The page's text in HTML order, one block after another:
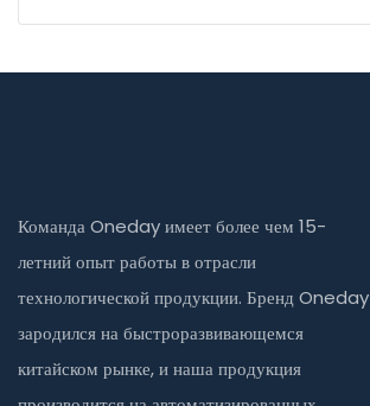
Команда Oneday имеет более чем 15-
летний опыт работы в отрасли
технологической продукции. Бренд Oneday
зародился на быстроразвивающемся
китайском рынке, и наша продукция